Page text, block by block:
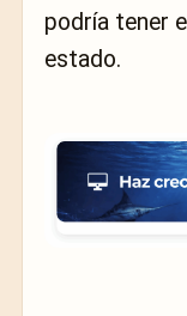
podría tener
estado.